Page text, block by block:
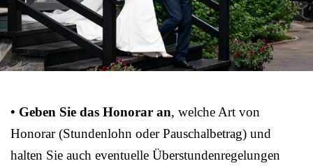
• Geben Sie das Honorar an, welche Art von
Honorar (Stundenlohn oder Pauschalbetrag) und
halten Sie auch eventuelle Überstundenregelungen